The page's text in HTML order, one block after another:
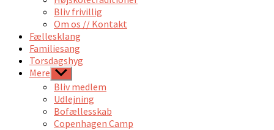
Bliv frivillig
Om os // Kontakt
Fællesklang
Familiesang
Torsdagshyg
Mere Vis
undermenu
Bliv medlem
Udlejning
Bofællesskab
Copenhagen Camp